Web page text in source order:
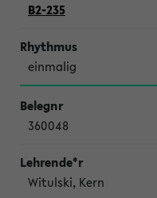
B2-235
einmalig
360048
Witulski, Kern